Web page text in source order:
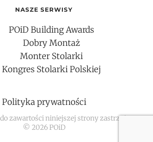
NASZE SERWISY
POiD Building Awards
Dobry Montaż
Monter Stolarki
Kongres Stolarki Polskiej
Polityka prywatności
zawartości niniejszej strony zastrzeżone
© 2026POiD